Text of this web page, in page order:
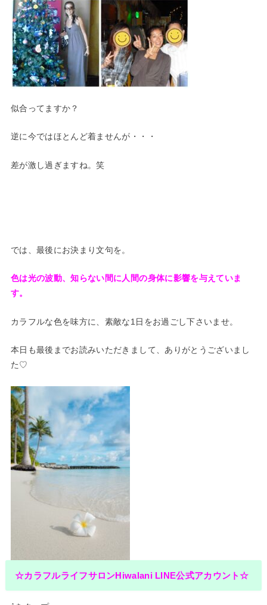
似合ってますか？
逆に今ではほとんど着ませんが・・・
差が激し過ぎますね。笑
では、最後にお決まり文句を。
色は光の波動、知らない間に人間の身体に影響を与えていま
す。
カラフルな色を味方に、素敵な1日をお過ごし下さいませ。
本日も最後までお読みいただきまして、ありがとうございまし
た♡
☆カラフルライフサロンHiwalani LINE公式アカウント☆